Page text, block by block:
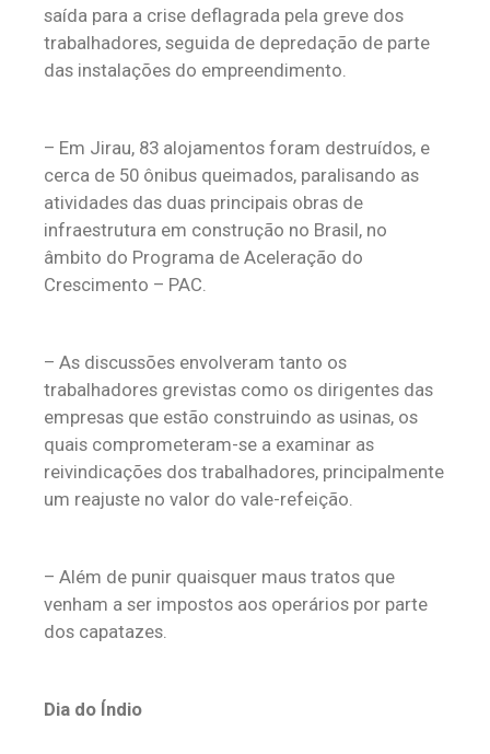
saída para a crise deflagrada pela greve dos
trabalhadores, seguida de depredação de parte
das instalações do empreendimento.
– Em Jirau, 83 alojamentos foram destruídos, e
cerca de 50 ônibus queimados, paralisando as
atividades das duas principais obras de
infraestrutura em construção no Brasil, no
âmbito do Programa de Aceleração do
Crescimento – PAC.
– As discussões envolveram tanto os
trabalhadores grevistas como os dirigentes das
empresas que estão construindo as usinas, os
quais comprometeram-se a examinar as
reivindicações dos trabalhadores, principalmente
um reajuste no valor do vale-refeição.
– Além de punir quaisquer maus tratos que
venham a ser impostos aos operários por parte
dos capatazes.
Dia do Índio